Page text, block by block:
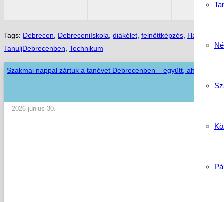
Tags: Debrecen DebreceniIskola diákélet felnőttképzés
TanuljDebrecenben Technikum
Szakmai nappal zártuk a tanévet Debrecenben – együtt, ahogy az
2026 június 30.